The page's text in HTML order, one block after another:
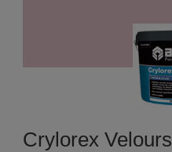
Crylorex Velours